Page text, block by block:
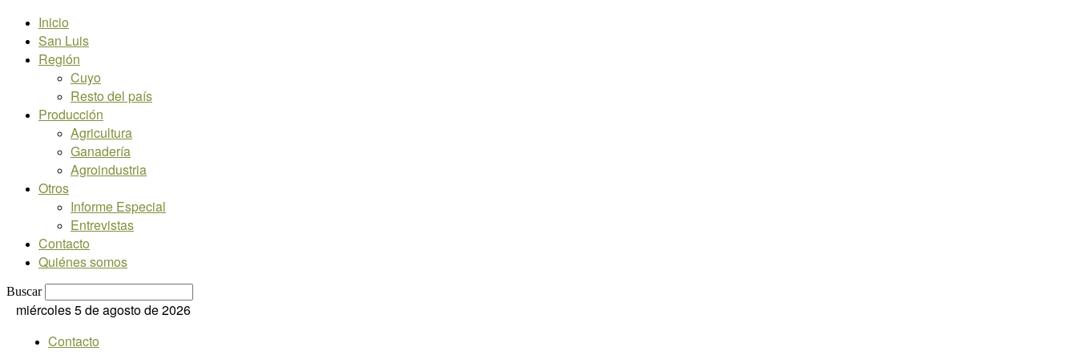
Inicio
San Luis
Región
Cuyo
Resto del país
Producción
Agricultura
Ganadería
Agroindustria
Otros
Informe Especial
Entrevistas
Contacto
Quiénes somos
Buscar
miércoles 5 de agosto de 2026
Contacto